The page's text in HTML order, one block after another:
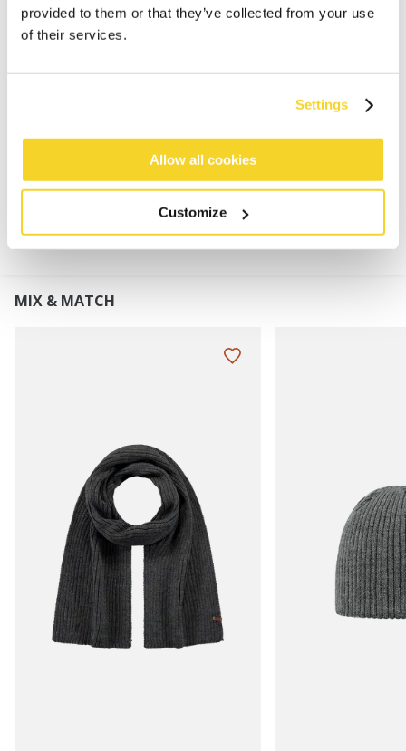
provided to them or that they’ve collected from your use
of their services.
Settings
Allow all cookies
Customize
Klassieke BARTS fijn gebreide muts met omslag
60% Polylana®
MATERIAAL EN DETAILS
MIX & MATCH